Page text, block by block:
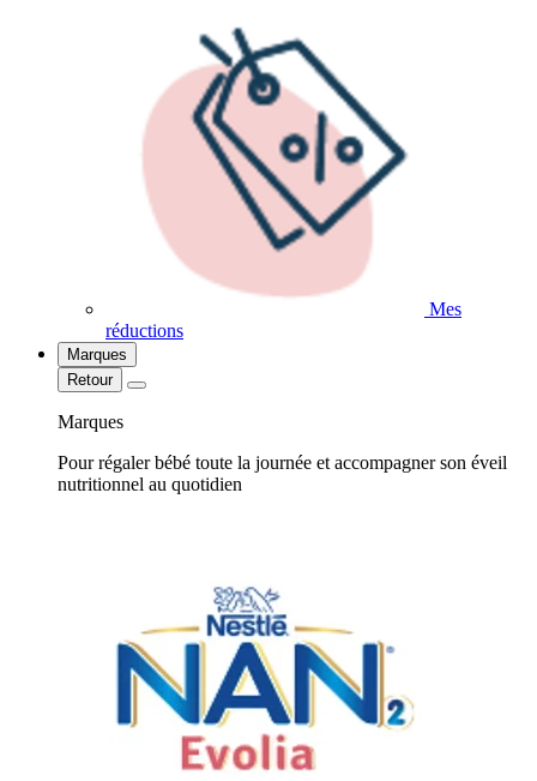
Mes
réductions
Marques
Retour
Marques
Pour régaler bébé toute la journée et accompagner son éveil
nutritionnel au quotidien